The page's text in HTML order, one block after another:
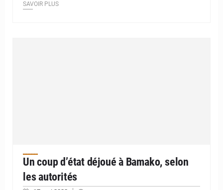
SAVOIR PLUS
Un coup d’état déjoué à Bamako, selon
les autorités